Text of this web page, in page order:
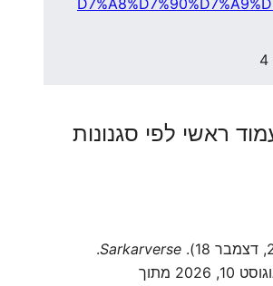
ראשי לפי סגנונות
Sarkarverse
.